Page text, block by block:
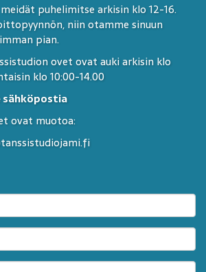
puhelimitse arkisin klo 12-16.
niin otamme sinuun
pian.
ovet ovat auki arkisin klo
klo 10:00-14.00
ovat muotoa: